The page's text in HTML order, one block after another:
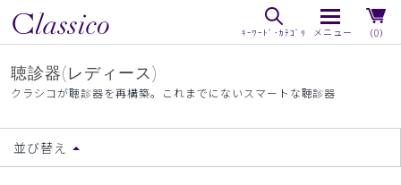
（0）
聴診器(レディース)
クラシコが聴診器を再構築。これまでにないスマートな聴診器
並び替え